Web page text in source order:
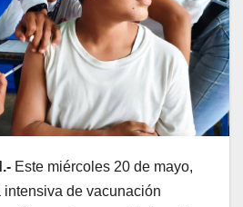
Este miércoles 20 de mayo,
de vacunación